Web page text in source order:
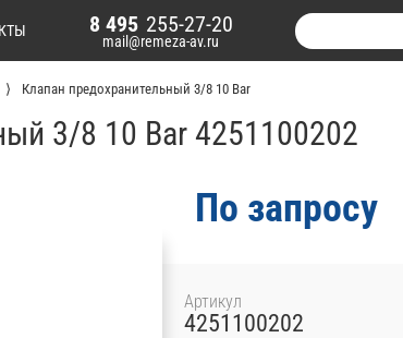
8 495 255-27-20
mail@remeza-av.ru
Клапан предохранительный 3/8 10 Bar
3/8 10 Bar 4251100202
По запросу
Артикул
4251100202